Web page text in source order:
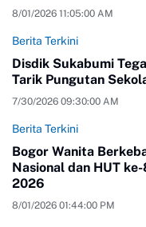
8/01/2026 11:05:00 AM
Berita Terkini
Disdik Sukabumi
Tarik Pungutan
7/30/2026 09:30:00 AM
Berita Terkini
Bogor Wanita
Nasional dan HUT
2026
8/01/2026 01:44:00 PM